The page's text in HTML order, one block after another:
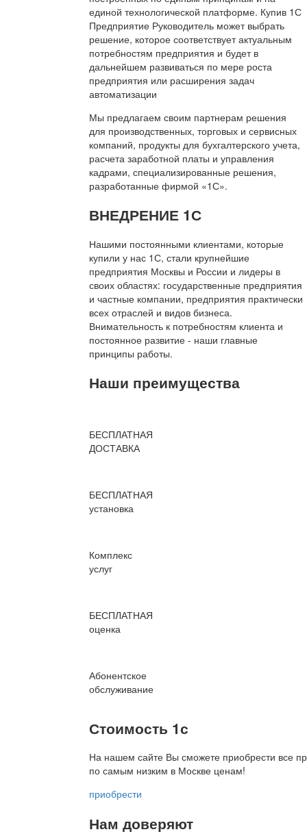
единой технологической платформе. Купив 1С
Предприятие Руководитель может выбрать
решение, которое соответствует актуальным
потребностям предприятия и будет в
дальнейшем развиваться по мере роста
предприятия или расширения задач
автоматизации
Мы предлагаем своим партнерам решения
для производственных, торговых и сервисных
компаний, продукты для бухгалтерского учета,
расчета заработной платы и управления
кадрами, специализированные решения,
разработанные фирмой «1С».
ВНЕДРЕНИЕ 1С
Нашими постоянными клиентами, которые
купили у нас 1С, стали крупнейшие
предприятия Москвы и России и лидеры в
своих областях: государственные предприятия
и частные компании, предприятия практически
всех отраслей и видов бизнеса.
Внимательность к потребностям клиента и
постоянное развитие - наши главные
принципы работы.
Наши преимущества
БЕСПЛАТНАЯ
ДОСТАВКА
БЕСПЛАТНАЯ
установка
Комплекс
услуг
БЕСПЛАТНАЯ
оценка
Абонентское
обслуживание
Стоимость 1с
На нашем сайте Вы сможете приобрести все
по самым низким в Москве ценам!
приобрести
Нам доверяют